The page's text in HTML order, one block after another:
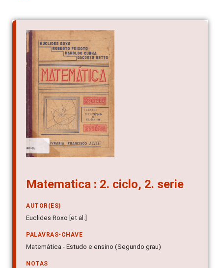
Matematica : 2. ciclo, 2. serie
AUTOR(ES)
Euclides Roxo [et al.]
PALAVRAS-CHAVE
Matemática - Estudo e ensino (Segundo grau)
NOTAS